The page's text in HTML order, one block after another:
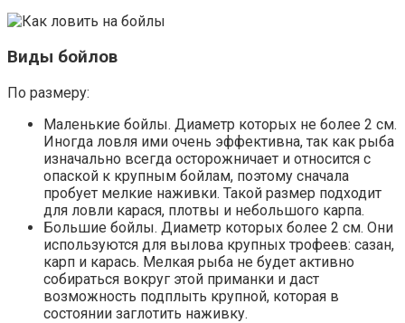
Виды бойлов
По размеру:
Маленькие бойлы. Диаметр которых не более 2 см.
Иногда ловля ими очень эффективна, так как рыба
изначально всегда осторожничает и относится с
опаской к крупным бойлам, поэтому сначала
пробует мелкие наживки. Такой размер подходит
для ловли карася, плотвы и небольшого карпа.
Большие бойлы. Диаметр которых более 2 см. Они
используются для вылова крупных трофеев: сазан,
карп и карась. Мелкая рыба не будет активно
собираться вокруг этой приманки и даст
возможность подплыть крупной, которая в
состоянии заглотить наживку.